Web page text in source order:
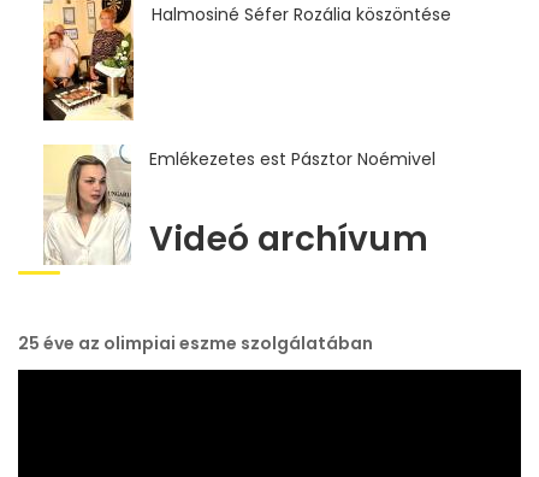
Halmosiné Séfer Rozália köszöntése
Emlékezetes est Pásztor Noémivel
Videó archívum
25 éve az olimpiai eszme szolgálatában